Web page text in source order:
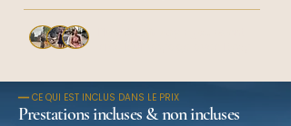
━━ CE QUI EST INCLUS DANS LE PRIX
Prestations incluses & non incluses